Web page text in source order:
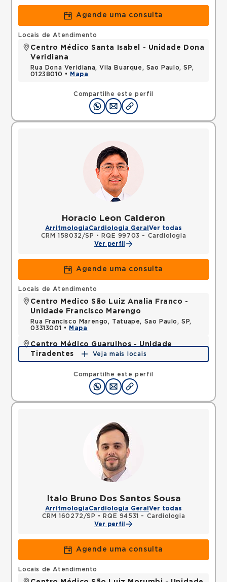
Agende uma consulta
Compartilhe este perfil
Locais de Atendimento
Centro Médico Santa Isabel - Unidade Dona
Veridiana
Rua Dona Veridiana, Vila Buarque, Sao Paulo, SP,
01238010 •
Mapa
Horacio Leon Calderon
ArritmologiaCardiologia Geral Ver todas
CRM 158032/SP •
RQE 99703 - Cardiologia
Ver perfil
Agende uma consulta
Compartilhe este perfil
Locais de Atendimento
Centro Medico São Luiz Analia Franco -
Unidade Francisco Marengo
Rua Francisco Marengo, Tatuape, Sao Paulo, SP,
03313001 •
Mapa
Centro Médico Guarulhos - Unidade
Tiradentes
Avenida Tiradentes, Jardim Guarulhos, Guarulhos,
SP, 07090000 •
Mapa
Veja mais locais
Italo Bruno Dos Santos Sousa
ArritmologiaCardiologia Geral Ver todas
CRM 160272/SP •
RQE 94531 - Cardiologia
Ver perfil
Agende uma consulta
Locais de Atendimento